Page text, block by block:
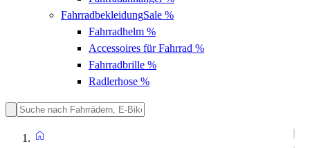
FahrradbekleidungSale %
Fahrradhelm %
Accessoires für Fahrrad %
Fahrradbrille %
Radlerhose %